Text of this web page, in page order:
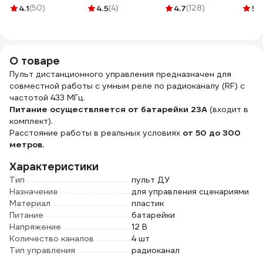
4.1(50)
(а23(8lr932, 8lr23,
A23-5BC
4.5(4)
черная GT-0-3
4.7(128) 5
О товаре
Пульт дистанционного управления предназначен для
совместной работы с умным реле по радиоканалу (RF) с
частотой 433 МГц.
Питание осуществляется от батарейки 23А (входит в
комплект).
Расстояние работы в реальных условиях от 50 до 300
метров.
Характеристики
Тип
пульт ДУ
Назначение
для управления сценариями
Материал
пластик
Питание
батарейки
Напряжение
12 В
Количество каналов
4 шт
Тип управления
радиоканал